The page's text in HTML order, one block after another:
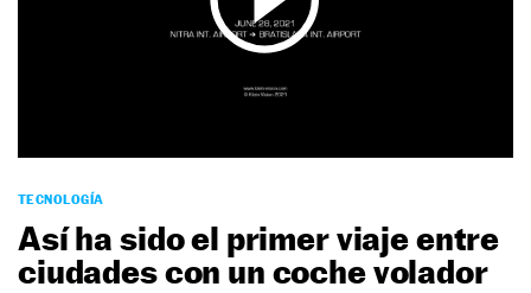
TECNOLOGÍA
Así ha sido el primer viaje entre
ciudades con un coche volador